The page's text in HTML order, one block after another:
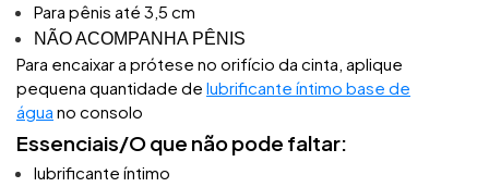
Para pênis até 3,5 cm
NÃO ACOMPANHA PÊNIS
Para encaixar a prótese no orifício da cinta, aplique
pequena quantidade de lubrificante íntimo base de
água no consolo
Essenciais/O que não pode faltar:
lubrificante íntimo